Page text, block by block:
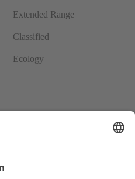
Extended Range
Classified
Ecology